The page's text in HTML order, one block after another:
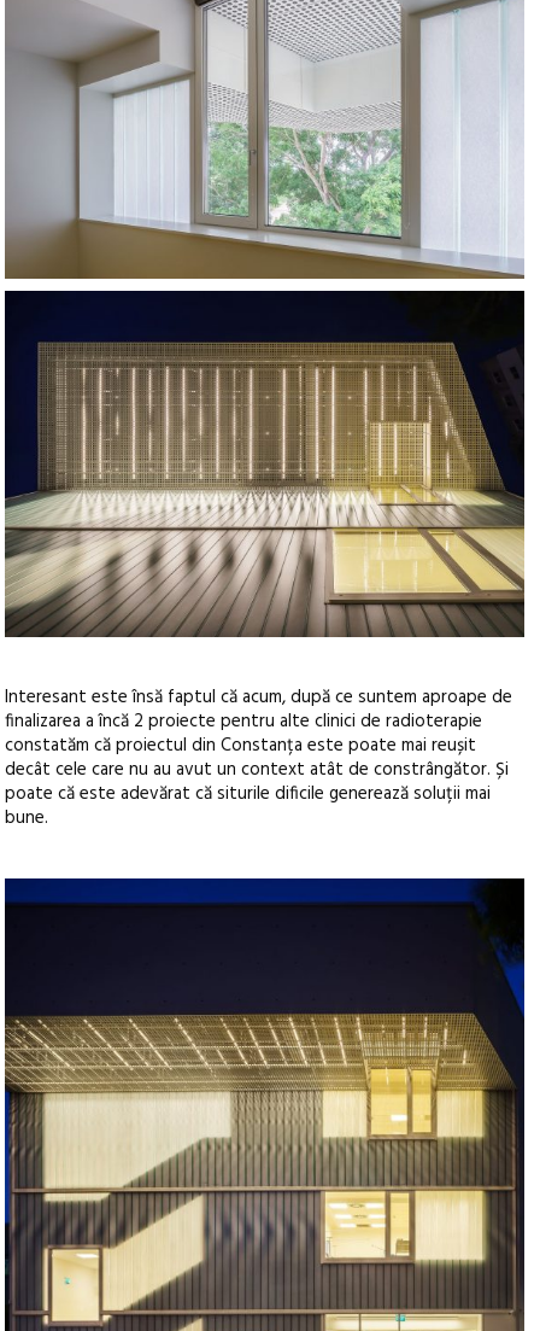
Interesant este însă faptul că acum, după ce suntem aproape de
finalizarea a încă 2 proiecte pentru alte clinici de radioterapie
constatăm că proiectul din Constanța este poate mai reușit
decât cele care nu au avut un context atât de constrângător. Și
poate că este adevărat că siturile dificile generează soluții mai
bune.